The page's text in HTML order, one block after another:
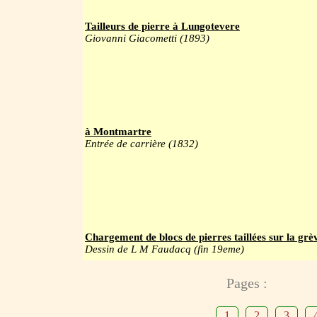
Tailleurs de pierre à Lungotevere
Giovanni Giacometti (1893)
à Montmartre
Entrée de carrière (1832)
Chargement de blocs de pierres taillées sur la
Dessin de L M Faudacq (fin 19eme)
Pages :